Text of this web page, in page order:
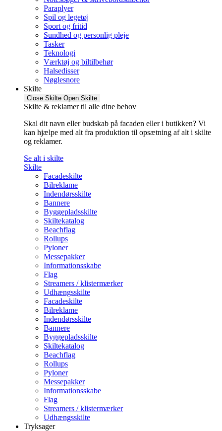
Paraplyer
Spil og legetøj
Sport og fritid
Sundhed og personlig pleje
Tasker
Teknologi
Værktøj og biltilbehør
Halsedisser
Nøglesnore
Skilte
Close Skilte Open Skilte
Skilte & reklamer til alle dine behov
Skal dit navn eller budskab på facaden eller i butikken? Vi
kan hjælpe med alt fra produktion til opsætning af alt i skilte
og reklamer.
Se alt i skilte
Skilte
Facadeskilte
Bilreklame
Indendørsskilte
Bannere
Byggepladsskilte
Skiltekatalog
Beachflag
Rollups
Pyloner
Messepakker
Informationsskabe
Flag
Streamers / klistermærker
Udhængsskilte
Facadeskilte
Bilreklame
Indendørsskilte
Bannere
Byggepladsskilte
Skiltekatalog
Beachflag
Rollups
Pyloner
Messepakker
Informationsskabe
Flag
Streamers / klistermærker
Udhængsskilte
Tryksager